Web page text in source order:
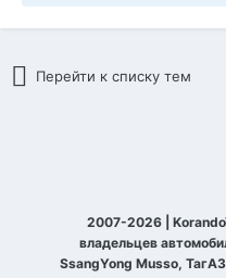
Перейти к списку тем
2007-2026 |
владельцев
SsangYong Musso,